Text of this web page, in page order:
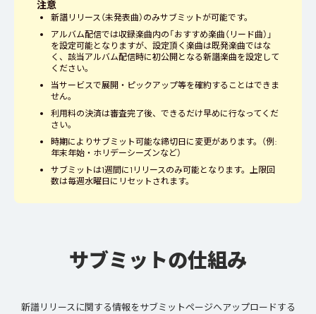
注意
新譜リリース（未発表曲）のみサブミットが可能です。
アルバム配信では収録楽曲内の「おすすめ楽曲（リード曲）」
を設定可能となりますが、設定頂く楽曲は既発楽曲ではな
く、該当アルバム配信時に初公開となる新譜楽曲を設定して
ください。
当サービスで展開・ピックアップ等を確約することはできま
せん。
利用料の決済は審査完了後、できるだけ早めに行なってくだ
さい。
時期によりサブミット可能な締切日に変更があります。（例:
年末年始・ホリデーシーズンなど）
サブミットは1週間に1リリースのみ可能となります。上限回
数は毎週水曜日にリセットされます。
サブミットの仕組み
新譜リリースに関する情報をサブミットページへアップロードする